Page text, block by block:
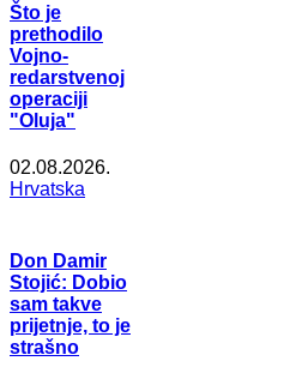
Što je
prethodilo
Vojno-
redarstvenoj
operaciji
"Oluja"
02.08.2026.
Hrvatska
Don Damir
Stojić: Dobio
sam takve
prijetnje, to je
strašno